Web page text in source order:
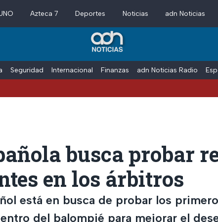
Azteca 7 Deportes Noticias adn Noticias
Seguridad Internacional Finanzas adn Noticias Radio
busca probar
en los árbitros
está en busca de probar los
del balompié para mejorar el